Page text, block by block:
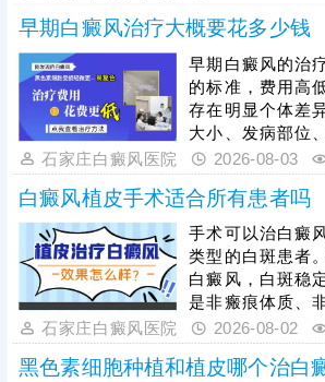
位、皮肤耐受度
从医嘱调整，不
光时长。治疗白
多，如：308准
uvb等，患者可根
合适方案。光疗
持规律治疗，切勿
早期白癜风治疗大概要花多少钱
早期白癜风的治
的标准，费用高
存在明显个体差
大小、发病部位
同，病情轻重不
不同，产生的费
时，临床治疗方
法对应的收费标
合理控制开支、
者需摒弃盲目
区，严格遵从医
身病情定制专属
常做好护理，能
降低病情复发、
石家庄白癜风医院 2026-08-03
白癜风植皮手术适合所有患者吗
手术可以治白癜
类型的白斑患者
白癜风，白斑稳
是非瘢痕体质、
足条件再手术，
次，与传统植皮
选择新型微创祛
石家庄白癜风医院 2026-08-02
黑色素细胞种植和植皮哪个治白